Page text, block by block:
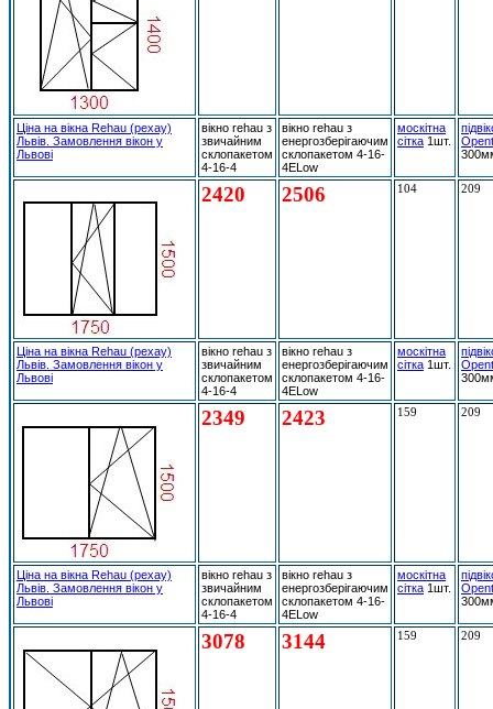
Ціна на вікна Rehau (рехау)
Львів. Замовлення вікон у
Львові
вікно rehau з
звичайним
склопакетом
4-16-4
вікно rehau з
енергозберігаючим
склопакетом 4-16-
4ELow
москітна
сітка 1шт.
2420 2506 104 209
Ціна на вікна Rehau (рехау)
Львів. Замовлення вікон у
Львові
вікно rehau з
звичайним
склопакетом
4-16-4
вікно rehau з
енергозберігаючим
склопакетом 4-16-
4ELow
москітна
сітка 1шт.
2349 2423 159 209
Ціна на вікна Rehau (рехау)
Львів. Замовлення вікон у
Львові
вікно rehau з
звичайним
склопакетом
4-16-4
вікно rehau з
енергозберігаючим
склопакетом 4-16-
4ELow
москітна
сітка 1шт.
3078 3144 159 209